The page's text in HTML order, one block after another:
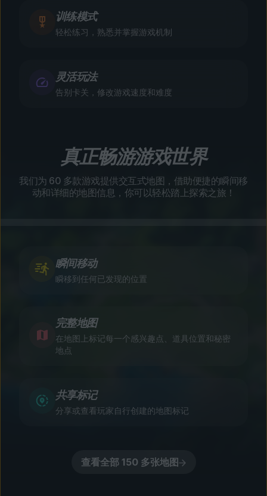
训练模式
轻松练习，熟悉并掌握游戏机制
灵活玩法
告别卡关，修改游戏速度和难度
真正畅游游戏世界
我们为 60 多款游戏提供交互式地图，借助便捷的瞬间移
动和详细的地图信息，你可以轻松踏上探索之旅！
瞬间移动
瞬移到任何已发现的位置
完整地图
在地图上标记每一个感兴趣点、道具位置和秘密
地点
共享标记
分享或查看玩家自行创建的地图标记
查看全部 150 多张地图